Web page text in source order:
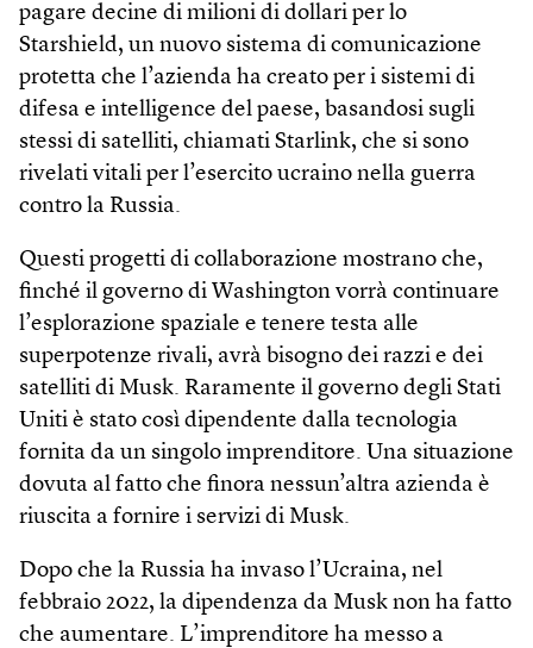
pagare decine di milioni di dollari per lo
Starshield, un nuovo sistema di comunicazione
protetta che l’azienda ha creato per i sistemi di
difesa e intelligence del paese, basandosi sugli
stessi di satelliti, chiamati Starlink, che si sono
rivelati vitali per l’esercito ucraino nella guerra
contro la Russia.
Questi progetti di collaborazione mostrano che,
finché il governo di Washing­ton vorrà continuare
l’esplorazione spaziale e tenere testa alle
superpotenze rivali, avrà bisogno dei razzi e dei
satelliti di Musk. Raramente il governo degli Stati
Uniti è stato così dipendente dalla tecnologia
fornita da un singolo imprenditore. Una situazione
dovuta al fatto che finora nessun’altra azienda è
riuscita a fornire i servizi di Musk.
Dopo che la Russia ha invaso l’Ucraina, nel
febbraio 2022, la dipendenza da Musk non ha fatto
che aumentare. L’imprenditore ha messo a